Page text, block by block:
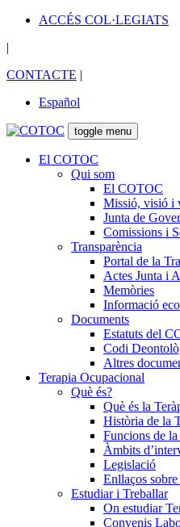
ACCÉS COL·LEGIATS
|
CONTACTE |
Español
toggle menu
El COTOC
Qui som
El COTOC
Missió, visió i
Junta de
Comissions i
Transparència
Portal de la
Actes Junta i
Memòries
Informació
Documents
Estatuts del
Codi
Altres
Terapia Ocupacional
Què és?
Què és la
Història de la
Funcions de
Àmbits
Legislació
Enllaços
Estudiar i Treballar
On estudiar
Convenis